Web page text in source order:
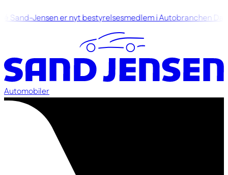
Sand-Jensen er nyt bestyrelsesmedlem i Autobranchen
Automobiler